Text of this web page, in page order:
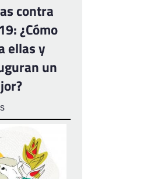
contra
¿Cómo
ellas y
un